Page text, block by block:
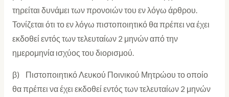
τηρείται δυνάμει των προνοιών του εν λόγω άρθρου.
Τονίζεται ότι το εν λόγω πιστοποιητικό θα πρέπει να έχει
εκδοθεί εντός των τελευταίων 2 μηνών από την
ημερομηνία ισχύος του διορισμού.
β) Πιστοποιητικό Λευκού Ποινικού Μητρώου το οποίο
θα πρέπει να έχει εκδοθεί εντός των τελευταίων 2 μηνών